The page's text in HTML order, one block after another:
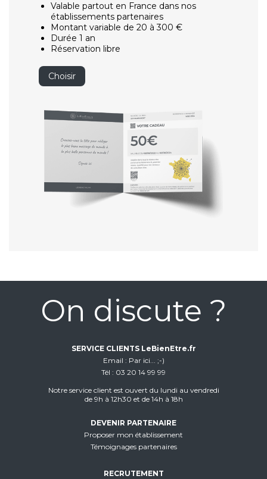
Valable partout en France dans nos
établissements partenaires
Montant variable de 20 à 300 €
Durée 1 an
Réservation libre
Choisir
On discute ?
SERVICE CLIENTS LeBienEtre.fr
Email
Par ici... ;-)
Tél
03 20 14 99 99
Notre service client est ouvert du lundi au vendredi
de 9h à 12h30 et de 14h à 18h
DEVENIR PARTENAIRE
Proposer mon établissement
Témoignages partenaires
RECRUTEMENT